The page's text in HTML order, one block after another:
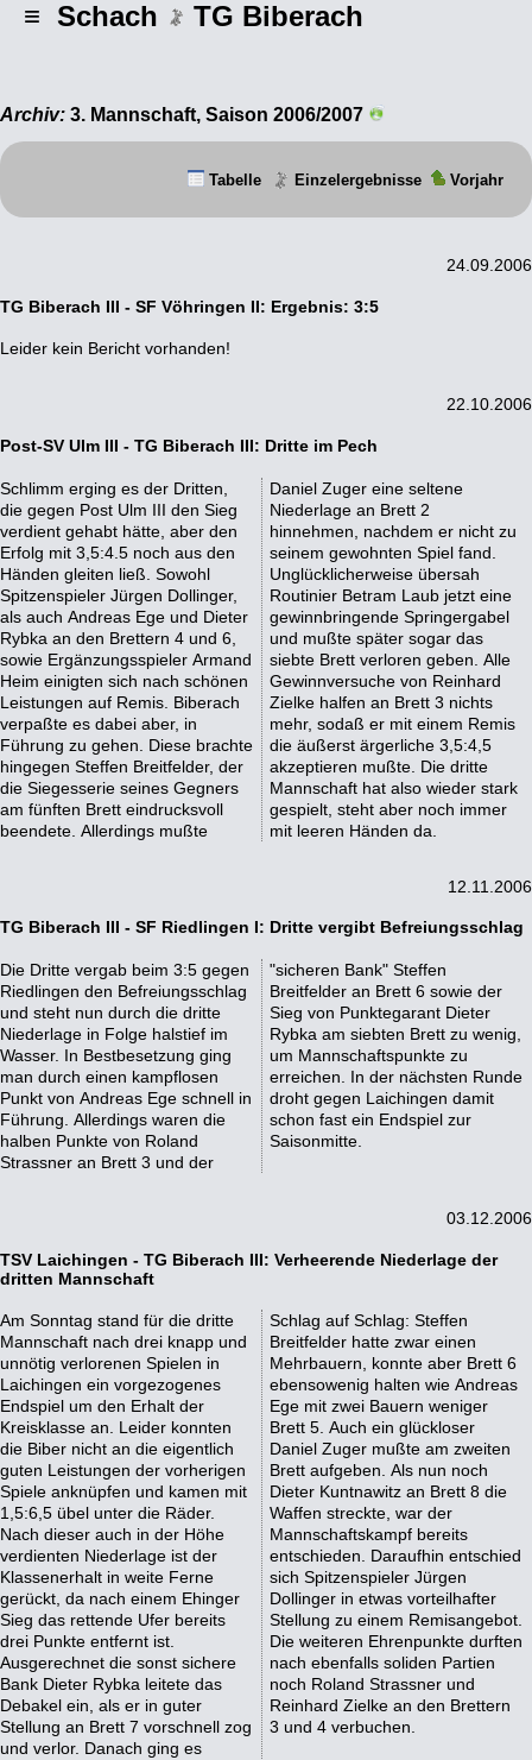
≡ Schach TG Biberach
Archiv: 3. Mannschaft, Saison 2006/2007
Tabelle Einzelergebnisse Vorjahr
24.09.2006
TG Biberach III - SF Vöhringen II: Ergebnis: 3:5
Leider kein Bericht vorhanden!
22.10.2006
Post-SV Ulm III - TG Biberach III: Dritte im Pech
Schlimm erging es der Dritten,
die gegen Post Ulm III den Sieg
verdient gehabt hätte, aber den
Erfolg mit 3,5:4.5 noch aus den
Händen gleiten ließ. Sowohl
Spitzenspieler Jürgen Dollinger,
als auch Andreas Ege und Dieter
Rybka an den Brettern 4 und 6,
sowie Ergänzungsspieler Armand
Heim einigten sich nach schönen
Leistungen auf Remis. Biberach
verpaßte es dabei aber, in
Führung zu gehen. Diese brachte
hingegen Steffen Breitfelder, der
die Siegesserie seines Gegners
am fünften Brett eindrucksvoll
beendete. Allerdings mußte
Daniel Zuger eine seltene
Niederlage an Brett 2
hinnehmen, nachdem er nicht zu
seinem gewohnten Spiel fand.
Unglücklicherweise übersah
Routinier Betram Laub jetzt eine
gewinnbringende Springergabel
und mußte später sogar das
siebte Brett verloren geben. Alle
Gewinnversuche von Reinhard
Zielke halfen an Brett 3 nichts
mehr, sodaß er mit einem Remis
die äußerst ärgerliche 3,5:4,5
akzeptieren mußte. Die dritte
Mannschaft hat also wieder stark
gespielt, steht aber noch immer
mit leeren Händen da.
12.11.2006
TG Biberach III - SF Riedlingen I: Dritte vergibt Befreiungsschlag
Die Dritte vergab beim 3:5 gegen
Riedlingen den Befreiungsschlag
und steht nun durch die dritte
Niederlage in Folge halstief im
Wasser. In Bestbesetzung ging
man durch einen kampflosen
Punkt von Andreas Ege schnell in
Führung. Allerdings waren die
halben Punkte von Roland
Strassner an Brett 3 und der
"sicheren Bank" Steffen
Breitfelder an Brett 6 sowie der
Sieg von Punktegarant Dieter
Rybka am siebten Brett zu wenig,
um Mannschaftspunkte zu
erreichen. In der nächsten Runde
droht gegen Laichingen damit
schon fast ein Endspiel zur
Saisonmitte.
03.12.2006
TSV Laichingen - TG Biberach III: Verheerende Niederlage der
dritten Mannschaft
Am Sonntag stand für die dritte
Mannschaft nach drei knapp und
unnötig verlorenen Spielen in
Laichingen ein vorgezogenes
Endspiel um den Erhalt der
Kreisklasse an. Leider konnten
die Biber nicht an die eigentlich
guten Leistungen der vorherigen
Spiele anknüpfen und kamen mit
1,5:6,5 übel unter die Räder.
Nach dieser auch in der Höhe
verdienten Niederlage ist der
Klassenerhalt in weite Ferne
gerückt, da nach einem Ehinger
Sieg das rettende Ufer bereits
drei Punkte entfernt ist.
Ausgerechnet die sonst sichere
Bank Dieter Rybka leitete das
Debakel ein, als er in guter
Stellung an Brett 7 vorschnell zog
und verlor. Danach ging es
Schlag auf Schlag: Steffen
Breitfelder hatte zwar einen
Mehrbauern, konnte aber Brett 6
ebensowenig halten wie Andreas
Ege mit zwei Bauern weniger
Brett 5. Auch ein glückloser
Daniel Zuger mußte am zweiten
Brett aufgeben. Als nun noch
Dieter Kuntnawitz an Brett 8 die
Waffen streckte, war der
Mannschaftskampf bereits
entschieden. Daraufhin entschied
sich Spitzenspieler Jürgen
Dollinger in etwas vorteilhafter
Stellung zu einem Remisangebot.
Die weiteren Ehrenpunkte durften
nach ebenfalls soliden Partien
noch Roland Strassner und
Reinhard Zielke an den Brettern
3 und 4 verbuchen.